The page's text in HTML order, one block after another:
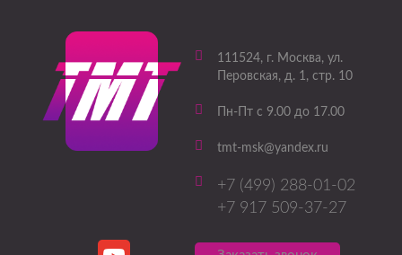
111524, г. Москва, ул.
Перовская, д. 1, стр. 10
Пн-Пт с 9.00 до 17.00
tmt-msk@yandex.ru
+7 (499) 288-01-02
+7 917 509-37-27